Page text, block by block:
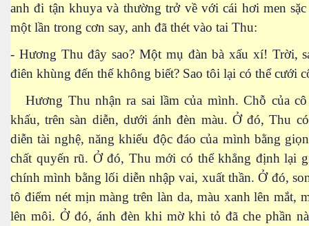
anh đi tận khuya và thường trở về với cái hơi men
một lần trong cơn say, anh đã thét vào tai Thu:
- Hương Thu đây sao? Một mụ đàn bà xấu xí! Trời,
điên khùng đến thế không biết? Sao tôi lại có thể cưới
Hương Thu nhận ra sai lầm của mình. Chỗ của
khấu, trên sàn diễn, dưới ánh đèn màu. Ở đó, Thu
diễn tài nghệ, năng khiếu độc đáo của mình bằng
chất quyến rũ. Ở đó, Thu mới có thể khẳng định lại
chính mình bằng lối diễn nhập vai, xuất thần. Ở đó,
tô điểm nét mịn màng trên làn da, màu xanh lên mắt,
lên môi. Ở đó, ánh đèn khi mờ khi tỏ đã che phần